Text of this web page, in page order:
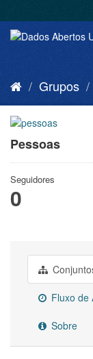
Grupos
Pessoas
Seguidores
0
Fluxo de
Sobre